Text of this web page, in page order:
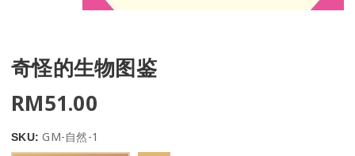
奇怪的生物图鉴
RM51.00
SKU:GM-自然-1